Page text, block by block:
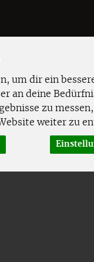
um dir ein
an deine
zu
weiter zu
HAUSHALT &